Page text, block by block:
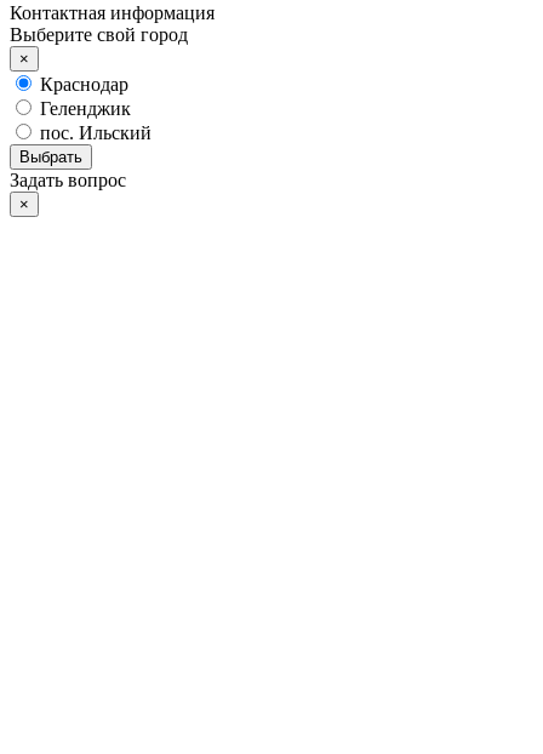
Контактная информация
Выберите свой город
×
Краснодар
Геленджик
пос. Ильский
Выбрать
Задать вопрос
×